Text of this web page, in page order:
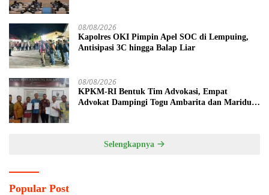
08/08/2026
Kapolres OKI Pimpin Apel SOC di Lempuing,
Antisipasi 3C hingga Balap Liar
08/08/2026
KPKM-RI Bentuk Tim Advokasi, Empat
Advokat Dampingi Togu Ambarita dan Mariduk
Selengkapnya
Popular Post